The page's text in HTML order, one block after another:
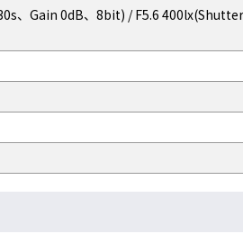
、Gain 0dB、8bit) / F5.6